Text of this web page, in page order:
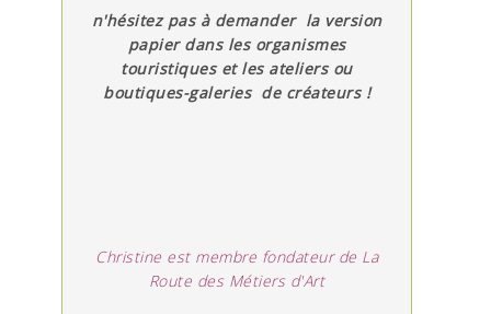
n'hésitez pas à demander la version
papier dans les organismes
touristiques et les ateliers ou
boutiques-galeries de créateurs !
Christine est membre fondateur de La
Route des Métiers d'Art